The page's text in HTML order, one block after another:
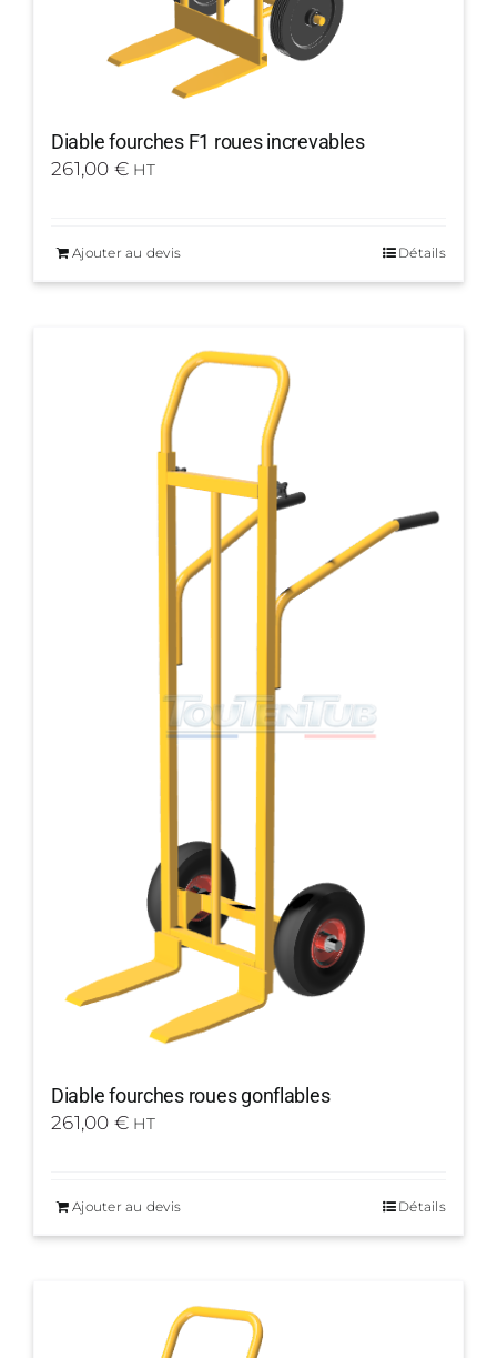
Diable fourches F1 roues increvables
261,00 € HT
Ajouter au devis Détails
Diable fourches roues gonflables
261,00 € HT
Ajouter au devis Détails